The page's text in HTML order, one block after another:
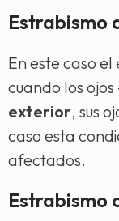
Estrabismo
En este caso
cuando los ojos
exterior, sus
caso esta
afectados.
Estrabismo